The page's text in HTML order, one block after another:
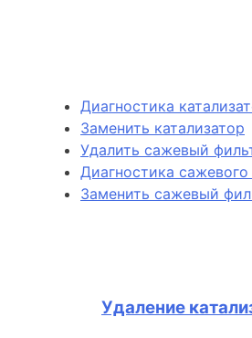
Диагностика
Заменить катализатор
Удалить сажевый
Диагностика
Заменить сажевый
Удаление